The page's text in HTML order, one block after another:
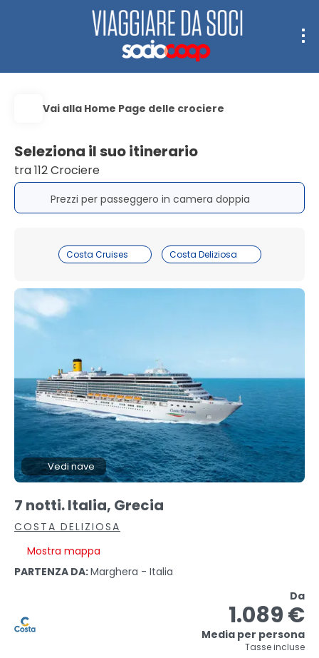
Vai alla Home Page delle crociere
Seleziona il suo itinerario
tra 112 Crociere
Prezzi per passeggero in camera doppia
Costa Cruises Costa Deliziosa
Vedi nave
7 notti. Italia, Grecia
COSTA DELIZIOSA
Mostra mappa
PARTENZA DA:Marghera - Italia
Da
1.089 €
Media per persona
Tasse incluse